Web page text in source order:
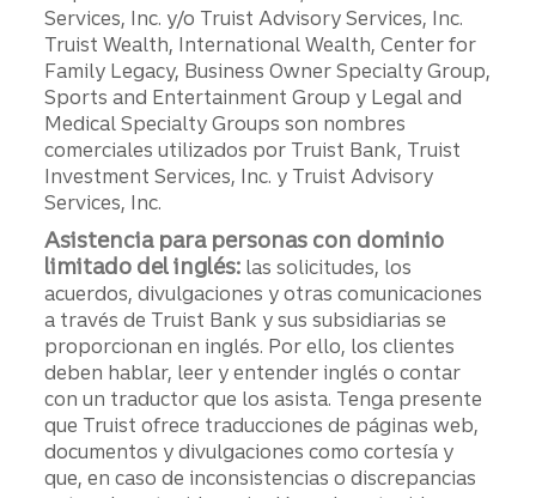
Services, Inc. y/o Truist Advisory Services, Inc.
Truist Wealth, International Wealth, Center for
Family Legacy, Business Owner Specialty Group,
Sports and Entertainment Group y Legal and
Medical Specialty Groups son nombres
comerciales utilizados por Truist Bank, Truist
Investment Services, Inc. y Truist Advisory
Services, Inc.
Asistencia para personas con dominio
limitado del inglés: las solicitudes, los
acuerdos, divulgaciones y otras comunicaciones
a través de Truist Bank y sus subsidiarias se
proporcionan en inglés. Por ello, los clientes
deben hablar, leer y entender inglés o contar
con un traductor que los asista. Tenga presente
que Truist ofrece traducciones de páginas web,
documentos y divulgaciones como cortesía y
que, en caso de inconsistencias o discrepancias